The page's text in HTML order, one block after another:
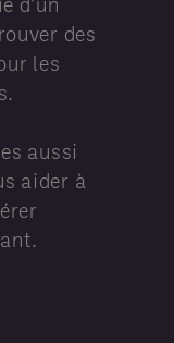
des
les
aussi
aider à